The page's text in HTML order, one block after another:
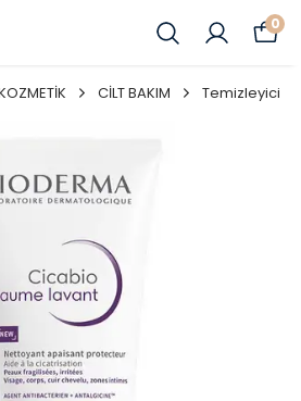
0
CİLT BAKIM Temizleyici